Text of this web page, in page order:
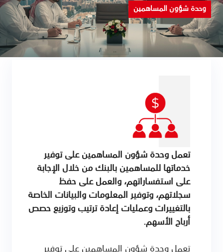
وحدة شؤون المساهمين
تعمل وحدة شؤون المساهمين على توفير
خدماتها للمساهمين بالبنك من خلال الإجابة
على استفساراتهم، والعمل على حفظ
سجلاتهم، وتوفير المعلومات والبيانات الخاصة
بالتغييرات وعمليات إعادة ترتيب وتوزيع حصص
أرباح الأسهم.
تعمل وحدة شؤون المساهمين على توفير